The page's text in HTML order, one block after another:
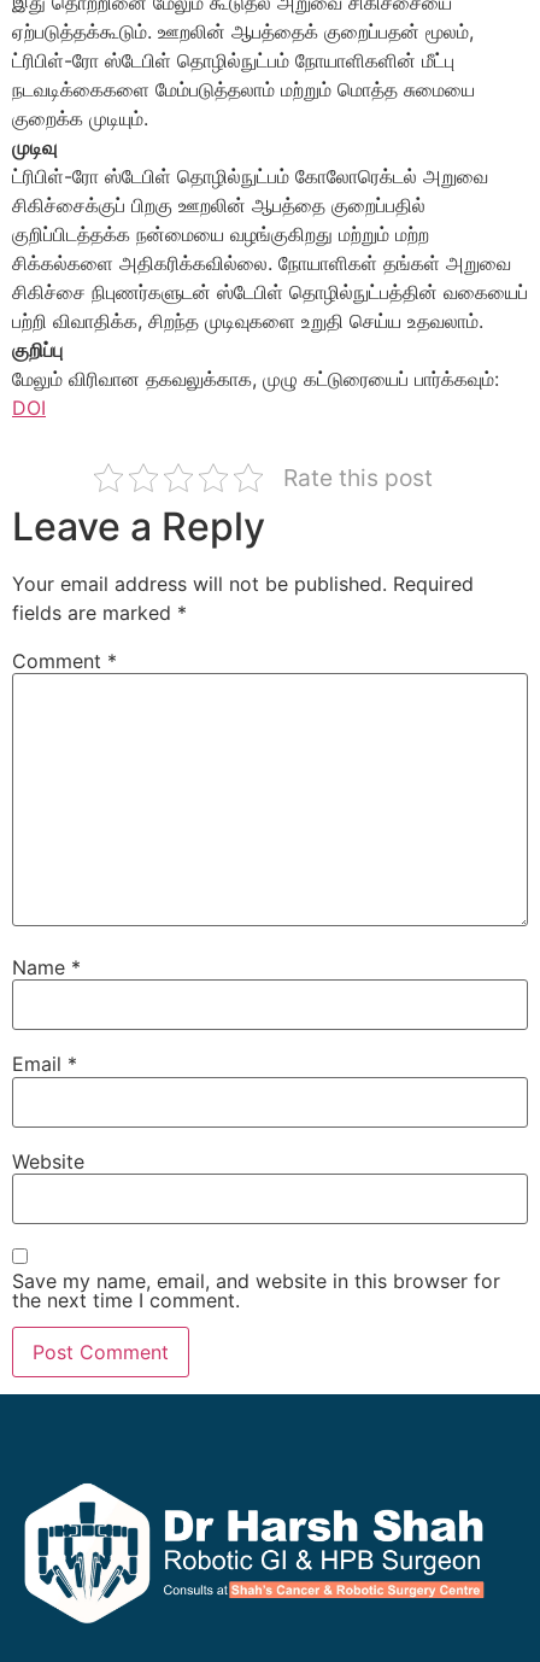
ஏற்படுத்தக்கூடும். ஊறலின் ஆபத்தைக் குறைப்பதன் மூலம்,
ட்ரிபிள்-ரோ ஸ்டேபிள் தொழில்நுட்பம் நோயாளிகளின் மீட்பு
நடவடிக்கைகளை மேம்படுத்தலாம் மற்றும் மொத்த சுமையை
குறைக்க முடியும்.
முடிவு
ட்ரிபிள்-ரோ ஸ்டேபிள் தொழில்நுட்பம் கோலோரெக்டல் அறுவை
சிகிச்சைக்குப் பிறகு ஊறலின் ஆபத்தை குறைப்பதில்
குறிப்பிடத்தக்க நன்மையை வழங்குகிறது மற்றும் மற்ற
சிக்கல்களை அதிகரிக்கவில்லை. நோயாளிகள் தங்கள் அறுவை
சிகிச்சை நிபுணர்களுடன் ஸ்டேபிள் தொழில்நுட்பத்தின் வகையைப்
பற்றி விவாதிக்க, சிறந்த முடிவுகளை உறுதி செய்ய உதவலாம்.
குறிப்பு
மேலும் விரிவான தகவலுக்காக, முழு கட்டுரையைப் பார்க்கவும்:
DOI
Rate this post
Leave a Reply
Your email address will not be published. Required
fields are marked *
Comment *
Name *
Email *
Website
Save my name, email, and website in this browser for
the next time I comment.